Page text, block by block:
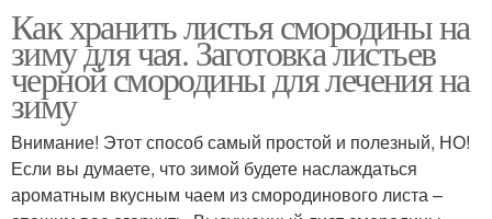
Как хранить листья смородины на
зиму для чая. Заготовка листьев
черной смородины для лечения на
зиму
Внимание! Этот способ самый простой и полезный, НО!
Если вы думаете, что зимой будете наслаждаться
ароматным вкусным чаем из смородинового листа –